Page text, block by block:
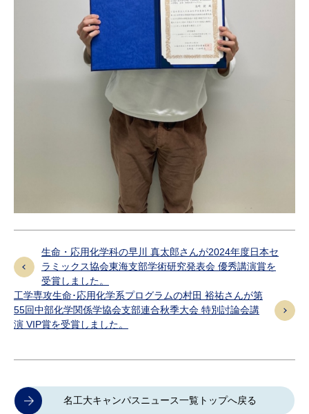
生命・応用化学科の早川 真太郎さんが2024年度日本セ
ラミックス協会東海支部学術研究発表会 優秀講演賞を
受賞しました。
工学専攻生命･応用化学系プログラムの村田 裕祐さんが第
55回中部化学関係学協会支部連合秋季大会 特別討論会講
演 VIP賞を受賞しました。
名工大キャンパスニュース一覧トップへ戻る